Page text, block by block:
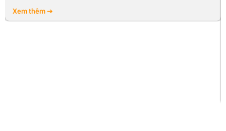
Xem thêm ➔